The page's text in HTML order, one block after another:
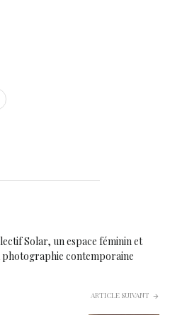
Solar, un espace féminin et
photographie contemporaine
ARTICLE SUIVANT